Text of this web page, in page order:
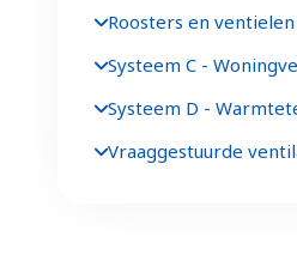
Roosters en ventielen
Systeem C -
Systeem D -
Vraaggestuurde